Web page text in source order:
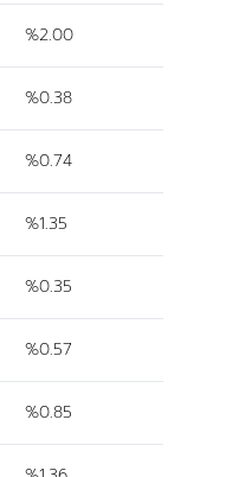
%2.00
%0.38
%0.74
%1.35
%0.35
%0.57
%0.85